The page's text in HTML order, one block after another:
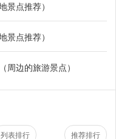
景点推荐）
景点推荐）
周边的旅游景点）
列表排行 推荐排行